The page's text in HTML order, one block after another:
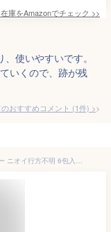
庫をAmazonでチェック >>
使いやすいです。
いくので、跡が残
おすすめコメント (1件) >
リゲッタ 靴 消臭 パウダー 粉末 携帯消臭パウダー ニオイ行方不明 6包入 日本製 携帯 持ち運び 靴の臭い 対策 革靴 スニーカー ブーツ シューズ くつ グローブ 消臭・防臭用品 粉 消臭剤 DP-01 【2505】